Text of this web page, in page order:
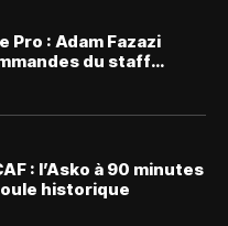
Pro : Adam Fazazi
du staff
: l’Asko à 90 minutes
historique